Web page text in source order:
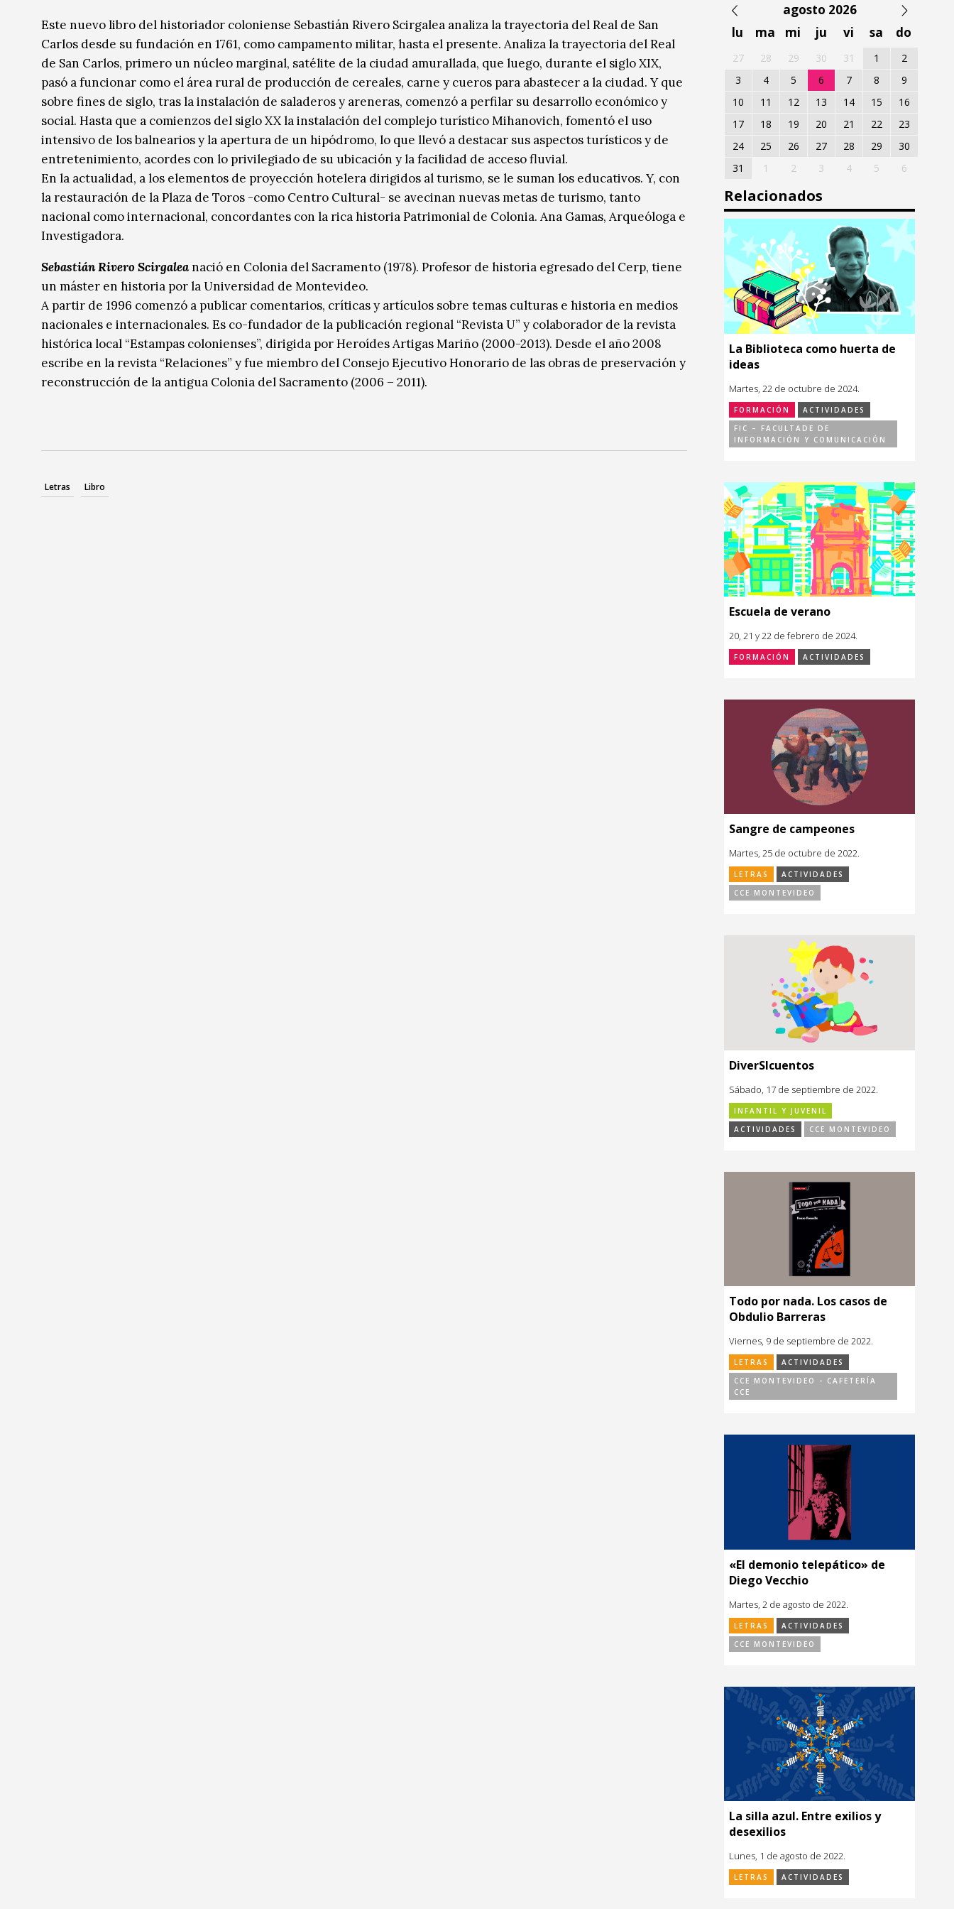
Música Música
Sin categoríaSin categoría
Este nuevo libro del historiador coloniense Sebastián Rivero Scirgalea analiza la trayectoria del Real de San
Carlos desde su fundación en 1761, como campamento militar, hasta el presente. Analiza la trayectoria del Real
de San Carlos, primero un núcleo marginal, satélite de la ciudad amurallada, que luego, durante el siglo XIX,
pasó a funcionar como el área rural de producción de cereales, carne y cueros para abastecer a la ciudad. Y que
sobre fines de siglo, tras la instalación de saladeros y areneras, comenzó a perfilar su desarrollo económico y
social. Hasta que a comienzos del siglo XX la instalación del complejo turístico Mihanovich, fomentó el uso
intensivo de los balnearios y la apertura de un hipódromo, lo que llevó a destacar sus aspectos turísticos y de
entretenimiento, acordes con lo privilegiado de su ubicación y la facilidad de acceso fluvial.
En la actualidad, a los elementos de proyección hotelera dirigidos al turismo, se le suman los educativos. Y, con
la restauración de la Plaza de Toros -como Centro Cultural- se avecinan nuevas metas de turismo, tanto
nacional como internacional, concordantes con la rica historia Patrimonial de Colonia. Ana Gamas, Arqueóloga e
Investigadora.
Sebastián Rivero Scirgaleanació en Colonia del Sacramento (1978). Profesor de historia egresado del Cerp, tiene
un máster en historia por la Universidad de Montevideo.
A partir de 1996 comenzó a publicar comentarios, críticas y artículos sobre temas culturas e historia en medios
nacionales e internacionales. Es co-fundador de la publicación regional “Revista U” y colaborador de la revista
histórica local “Estampas colonienses”, dirigida por Heroídes Artigas Mariño (2000-2013). Desde el año 2008
escribe en la revista “Relaciones” y fue miembro del Consejo Ejecutivo Honorario de las obras de preservación y
reconstrucción de la antigua Colonia del Sacramento (2006 – 2011).
Letras Libro
agosto 2026
lu
ma mi ju vi sa do
27 28 29 30 31 1
2
3
4 5 6 7 8
9
10
11 12 13 14 15
16
17
18 19 20 21 22
23
24
25 26 27 28 29
30
31
1 2 3 4 5 6
Relacionados
La Biblioteca como huerta de
ideas
Martes, 22 de octubre de 2024.
FORMACIÓN
ACTIVIDADES
FIC – FACULTADE DE
INFORMACIÓN Y COMUNICACIÓN
Escuela de verano
20, 21 y 22 de febrero de 2024.
FORMACIÓN ACTIVIDADES
Sangre de campeones
Martes, 25 de octubre de 2022.
LETRAS
ACTIVIDADES
CCE MONTEVIDEO
DiverSIcuentos
Sábado, 17 de septiembre de 2022.
INFANTIL Y JUVENIL
ACTIVIDADES
CCE MONTEVIDEO
Todo por nada. Los casos de
Obdulio Barreras
Viernes, 9 de septiembre de 2022.
LETRAS
ACTIVIDADES
CCE MONTEVIDEO - CAFETERÍA
CCE
«El demonio telepático» de
Diego Vecchio
Martes, 2 de agosto de 2022.
LETRAS
ACTIVIDADES
CCE MONTEVIDEO
La silla azul. Entre exilios y
desexilios
Lunes, 1 de agosto de 2022.
LETRAS ACTIVIDADES